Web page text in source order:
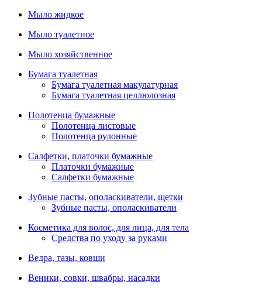
Мыло жидкое
Мыло туалетное
Мыло хозяйственное
Бумага туалетная
Бумага туалетная макулатурная
Бумага туалетная целлюлозная
Полотенца бумажные
Полотенца листовые
Полотенца рулонные
Салфетки, платочки бумажные
Платочки бумажные
Салфетки бумажные
Зубные пасты, ополаскиватели, щетки
Зубные пасты, ополаскиватели
Косметика для волос, для лица, для тела
Средства по уходу за руками
Ведра, тазы, ковши
Веники, совки, швабры, насадки